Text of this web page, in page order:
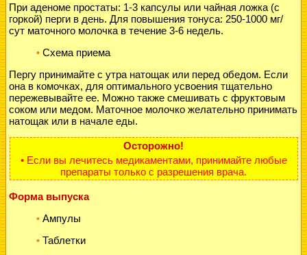
При аденоме простаты: 1-3 капсулы или чайная ложка (с
горкой) перги в день. Для повышения тонуса: 250-1000 мг/
сут маточного молочка в течение 3-6 недель.
• Схема приема
Пергу принимайте с утра натощак или перед обедом. Если
она в комочках, для оптимального усвоения тщательно
пережевывайте ее. Можно также смешивать с фруктовым
соком или медом. Маточное молочко желательно принимать
натощак или в начале еды.
Осторожно!
• Если вы лечитесь медикаментами, принимайте любые
препараты только с разрешения врача.
Форма выпуска
• Ампулы
• Таблетки